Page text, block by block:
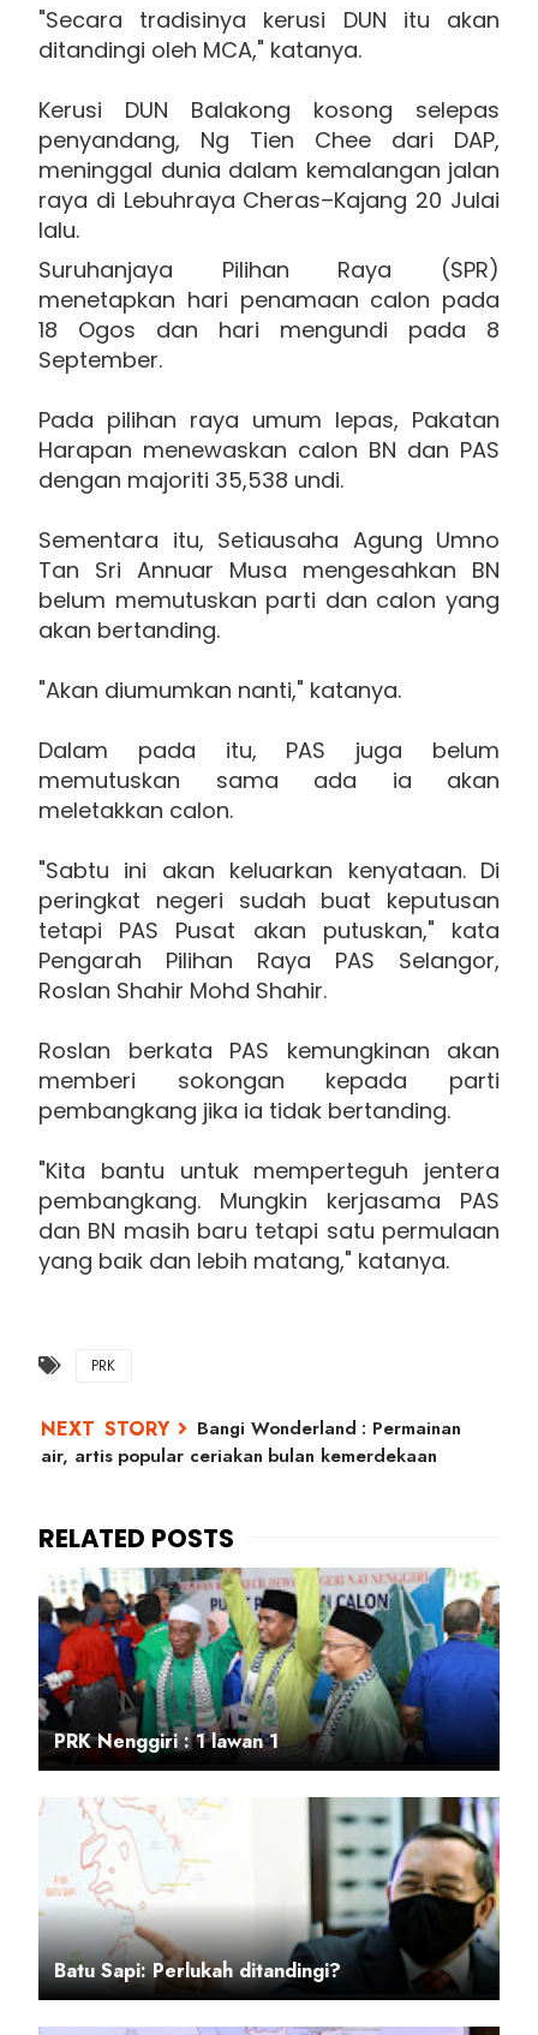
"Secara tradisinya kerusi DUN itu akan
ditandingi oleh MCA," katanya.
Kerusi DUN Balakong kosong selepas
penyandang, Ng Tien Chee dari DAP,
meninggal dunia dalam kemalangan jalan
raya di Lebuhraya Cheras–Kajang 20 Julai
lalu.
Suruhanjaya Pilihan Raya (SPR)
menetapkan hari penamaan calon pada
18 Ogos dan hari mengundi pada 8
September.
Pada pilihan raya umum lepas, Pakatan
Harapan menewaskan calon BN dan PAS
dengan majoriti 35,538 undi.
Sementara itu, Setiausaha Agung Umno
Tan Sri Annuar Musa mengesahkan BN
belum memutuskan parti dan calon yang
akan bertanding.
"Akan diumumkan nanti," katanya.
Dalam pada itu, PAS juga belum
memutuskan sama ada ia akan
meletakkan calon.
"Sabtu ini akan keluarkan kenyataan. Di
peringkat negeri sudah buat keputusan
tetapi PAS Pusat akan putuskan," kata
Pengarah Pilihan Raya PAS Selangor,
Roslan Shahir Mohd Shahir.
Roslan berkata PAS kemungkinan akan
memberi sokongan kepada parti
pembangkang jika ia tidak bertanding.
"Kita bantu untuk memperteguh jentera
pembangkang. Mungkin kerjasama PAS
dan BN masih baru tetapi satu permulaan
yang baik dan lebih matang," katanya.
PRK
Bangi Wonderland : Permainan
air, artis popular ceriakan bulan kemerdekaan
PRK Nenggiri : 1 lawan 1
Batu Sapi: Perlukah ditandingi?